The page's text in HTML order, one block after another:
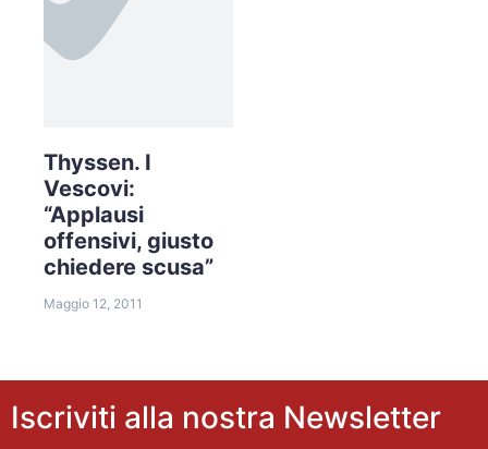
Thyssen. I
Vescovi:
“Applausi
offensivi, giusto
chiedere scusa”
Maggio 12, 2011
Iscriviti alla nostra Newsletter